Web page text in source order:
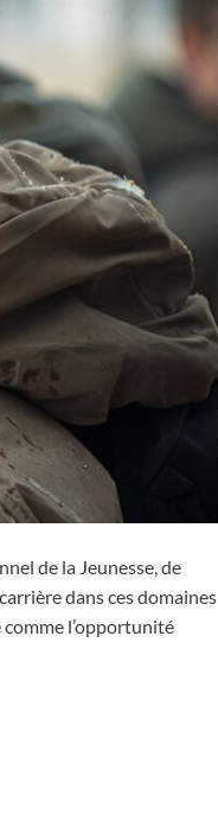
de la Jeunesse, de
dans ces domaines
l’opportunité